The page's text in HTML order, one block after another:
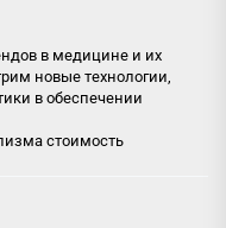
в медицине и их
новые технологии,
в обеспечении
стоимость